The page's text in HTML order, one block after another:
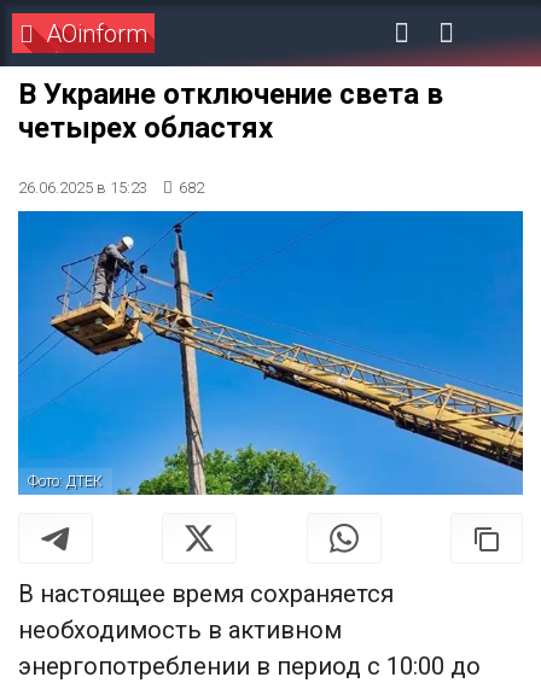
AOinform
В Украине отключение света в
четырех областях
26.06.2025 в 15:23 682
Фото: ДТЕК
В настоящее время сохраняется
необходимость в активном
энергопотреблении в период с 10:00 до